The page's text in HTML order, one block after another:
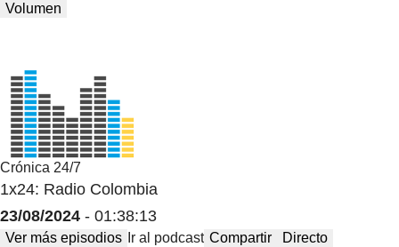
Volumen
Crónica 24/7
1x24: Radio Colombia
23/08/2024 - 01:38:13
Ver más episodios Ir al podcast Compartir Directo